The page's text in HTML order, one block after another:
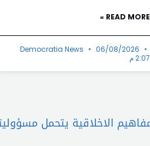
READ MORE »
Democratia News
06/08/2026
2:07 م